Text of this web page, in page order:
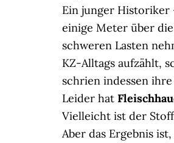
Ein junger Historiker
einige Meter über
schweren Lasten
KZ-Alltags aufzählt,
schrien indessen ihre
Leider hat
Vielleicht ist der
Aber das Ergebnis